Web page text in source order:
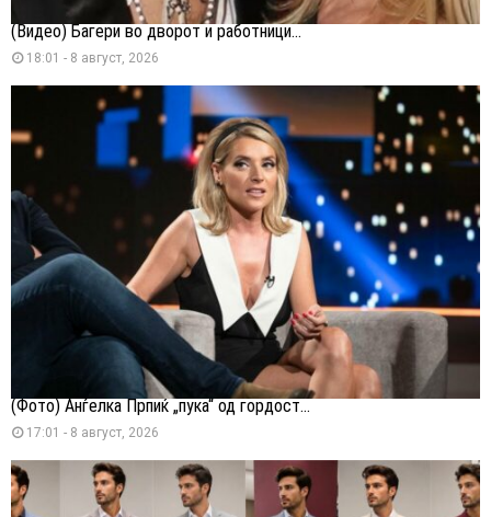
(Видео) Багери во дворот и работници...
18:01 - 8 август, 2026
(Фото) Анѓелка Прпиќ „пука“ од гордост...
17:01 - 8 август, 2026